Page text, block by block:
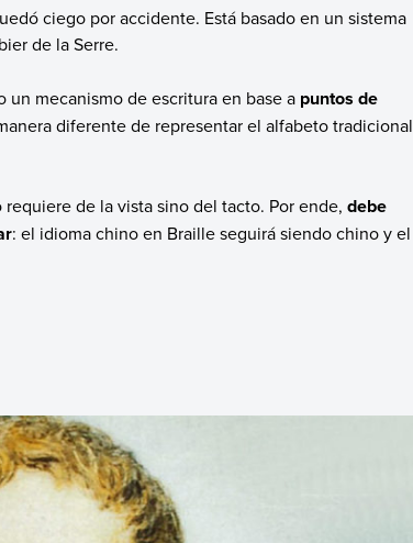
ciego por accidente. Está basado en un sistema
de la Serre.
un mecanismo de escritura en base apuntos de
diferente de representar el alfabeto tradicional
de la vista sino del tacto. Por ende, debe
: el idioma chino en Braille seguirá siendo chino y el